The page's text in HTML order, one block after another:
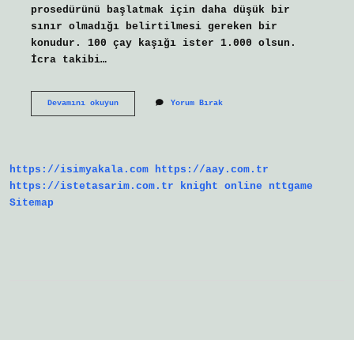
prosedürünü başlatmak için daha düşük bir
sınır olmadığı belirtilmesi gereken bir
konudur. 100 çay kaşığı ister 1.000 olsun.
İcra takibi…
Devamını okuyun1500
Yorum Bırak
https://isimyakala.com https://aay.com.tr
https://istetasarim.com.tr
knight online
nttgame
Sitemap